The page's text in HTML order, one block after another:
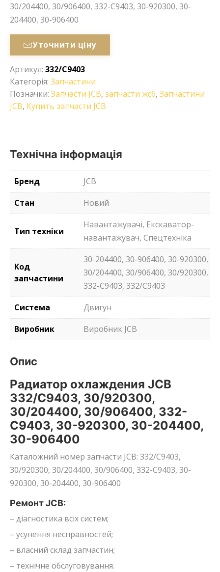
30/204400, 30/906400, 332-C9403, 30-920300, 30-
204400, 30-906400
Уточнити ціну
Артикул: 332/C9403
Категорія: Запчастини
Позначки: Запчасти JCB, запчасти жсб, Запчастини
JCB, Купить запчасти JCB
Технічна інформація
Бренд
JCB
Стан
Новий
Тип техніки
Навантажувачі, Екскаватор-
навантажувач, Спецтехніка
Код
запчастини
30-204400, 30-906400, 30-920300,
30/204400, 30/906400, 30/920300,
332-C9403, 332/C9403
Система
Двигун
Виробник
Виробник JCB
Опис
Радиатор охлаждения JCB
332/C9403, 30/920300,
30/204400, 30/906400, 332-
C9403, 30-920300, 30-204400,
30-906400
Каталожний номер запчасти JCB: 332/C9403,
30/920300, 30/204400, 30/906400, 332-C9403, 30-
920300, 30-204400, 30-906400
Ремонт JCB:
– діагностика всіх систем;
– усунення несправностей;
– власний склад запчастин;
– технічне обслуговування.